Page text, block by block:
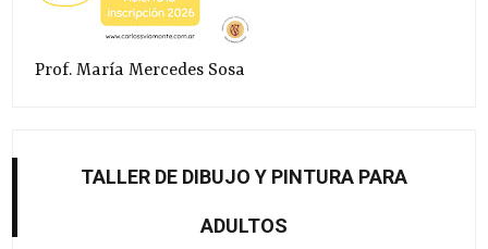
Prof. María Mercedes Sosa
TALLER DE DIBUJO Y PINTURA PARA
ADULTOS